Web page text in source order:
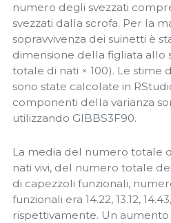
numero degli svezzati
svezzati dalla scrofa. Per la
sopravvivenza dei suinetti è
dimensione della figliata allo
totale di nati × 100). Le stime
sono state calcolate in
componenti della varianza
utilizzando GIBBS3F90.
La media del numero totale
nati vivi, del numero totale
di capezzoli funzionali,
funzionali era 14.22, 13.12,
rispettivamente. Un